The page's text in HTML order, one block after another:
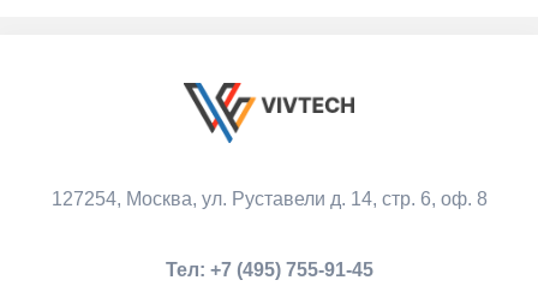
127254, Москва, ул. Руставели д. 14, стр. 6, оф. 8
Тел: +7 (495) 755-91-45